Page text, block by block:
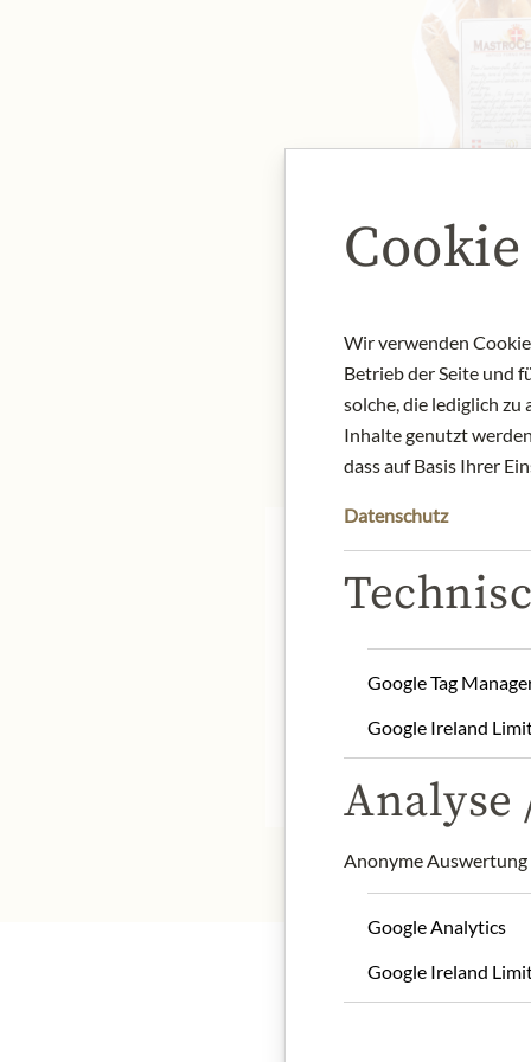
net weight: 200 g
contact: Mastro
Wir verwenden
Betrieb der Seite und
solche, die lediglich
Inhalte genutzt
dass auf Basis Ihrer
Datenschutz
Google Tag
Google Ireland
Analyse
Anonyme
Google Analytics
Google Ireland